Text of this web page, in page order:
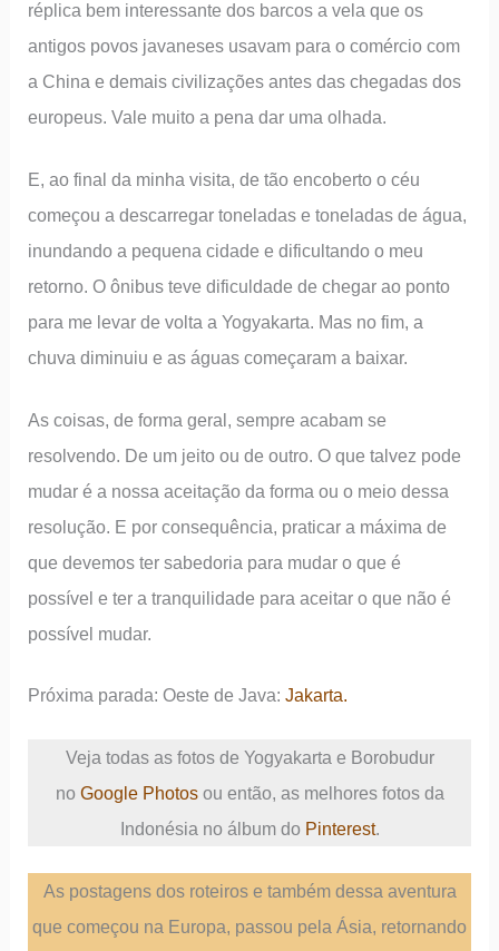
réplica bem interessante dos barcos a vela que os
antigos povos javaneses usavam para o comércio com
a China e demais civilizações antes das chegadas dos
europeus. Vale muito a pena dar uma olhada.
E, ao final da minha visita, de tão encoberto o céu
começou a descarregar toneladas e toneladas de água,
inundando a pequena cidade e dificultando o meu
retorno. O ônibus teve dificuldade de chegar ao ponto
para me levar de volta a Yogyakarta. Mas no fim, a
chuva diminuiu e as águas começaram a baixar.
As coisas, de forma geral, sempre acabam se
resolvendo. De um jeito ou de outro. O que talvez pode
mudar é a nossa aceitação da forma ou o meio dessa
resolução. E por consequência, praticar a máxima de
que devemos ter sabedoria para mudar o que é
possível e ter a tranquilidade para aceitar o que não é
possível mudar.
Próxima parada: Oeste de Java:Jakarta.
Veja todas as fotos de Yogyakarta e Borobudur
no Google Photosou então, as melhores fotos da
Indonésia no álbum do Pinterest.
As postagens dos roteiros e também dessa aventura
que começou na Europa, passou pela Ásia, retornando